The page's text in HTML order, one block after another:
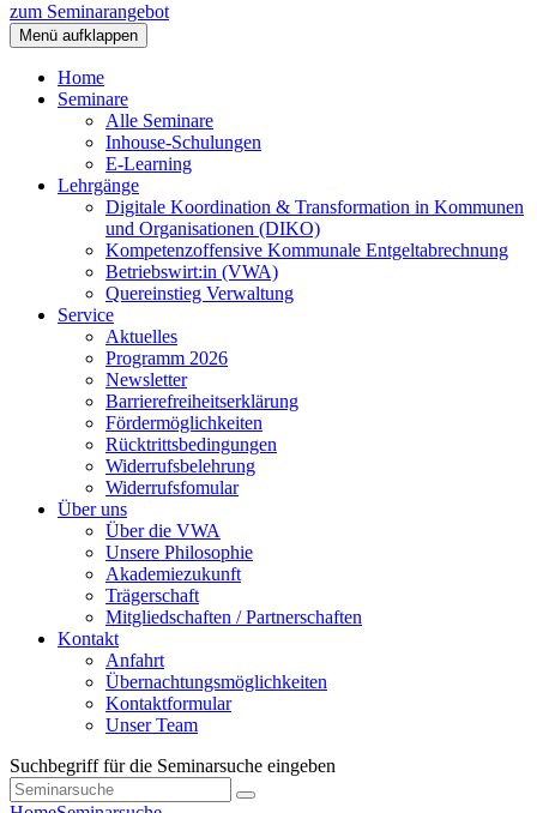
zum Seminarangebot
Menü aufklappen
Home
Seminare
Alle Seminare
Inhouse-Schulungen
E-Learning
Lehrgänge
Digitale Koordination & Transformation in Kommunen
und Organisationen (DIKO)
Kompetenzoffensive Kommunale Entgeltabrechnung
Betriebswirt:in (VWA)
Quereinstieg Verwaltung
Service
Aktuelles
Programm 2026
Newsletter
Barrierefreiheitserklärung
Fördermöglichkeiten
Rücktrittsbedingungen
Widerrufsbelehrung
Widerrufsfomular
Über uns
Über die VWA
Unsere Philosophie
Akademiezukunft
Trägerschaft
Mitgliedschaften / Partnerschaften
Kontakt
Anfahrt
Übernachtungsmöglichkeiten
Kontaktformular
Unser Team
Suchbegriff für die Seminarsuche eingeben